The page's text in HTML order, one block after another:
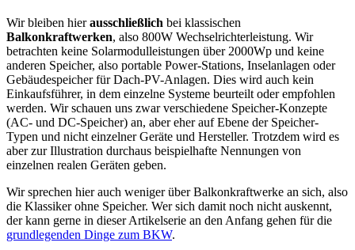
Wir bleiben hierausschließlich bei klassischen
Balkonkraftwerken, also 800W Wechselrichterleistung. Wir
betrachten keine Solarmodulleistungen über 2000Wp und keine
anderen Speicher, also portable Power-Stations, Inselanlagen oder
Gebäudespeicher für Dach-PV-Anlagen. Dies wird auch kein
Einkaufsführer, in dem einzelne Systeme beurteilt oder empfohlen
werden. Wir schauen uns zwar verschiedene Speicher-Konzepte
(AC- und DC-Speicher) an, aber eher auf Ebene der Speicher-
Typen und nicht einzelner Geräte und Hersteller. Trotzdem wird es
aber zur Illustration durchaus beispielhafte Nennungen von
einzelnen realen Geräten geben.
Wir sprechen hier auch weniger über Balkonkraftwerke an sich, also
die Klassiker ohne Speicher. Wer sich damit noch nicht auskennt,
der kann gerne in dieser Artikelserie an den Anfang gehen für die
grundlegenden Dinge zum BKW.